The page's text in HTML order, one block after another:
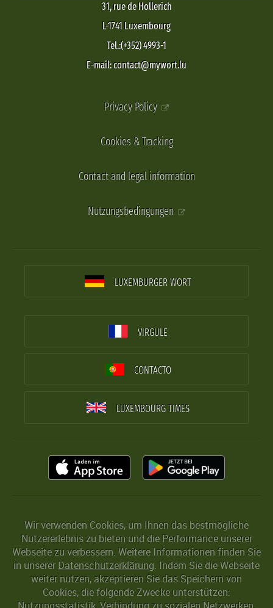
31, rue de Hollerich
L-1741 Luxembourg
Tel.:(+352) 4993-1
E-mail: contact@mywort.lu
Privacy Policy
Cookies & Tracking
Contact and legal information
Nutzungsbedingungen
LUXEMBURGER WORT
VIRGULE
CONTACTO
LUXEMBOURG TIMES
Wir verwenden Cookies, um Ihnen das bestmögliche
Nutzererlebnis zu bieten und die Performance unserer
Webseite zu verbessern. Weitere Informationen finden Sie
in unserer Datenschutzerklärung. Indem Sie die Webseite
weiter nutzen, akzeptieren Sie das Speichern von
Cookies, die folgende Zwecke unterstützen: